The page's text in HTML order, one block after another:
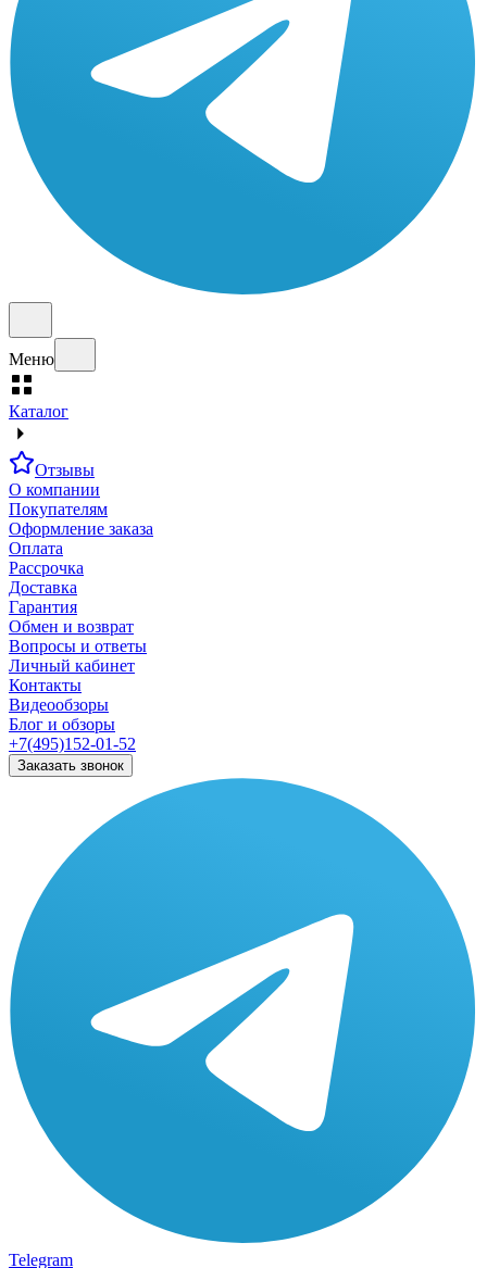
Меню
Каталог
Отзывы
О компании
Покупателям
Оформление заказа
Оплата
Рассрочка
Доставка
Гарантия
Обмен и возврат
Вопросы и ответы
Личный кабинет
Контакты
Видеообзоры
Блог и обзоры
+7(495)152-01-52
Заказать звонок
Telegram